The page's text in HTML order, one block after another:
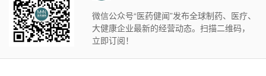
微信公众号“医药健闻”发布全球制药、医疗、
大健康企业最新的经营动态。扫描二维码，
立即订阅！